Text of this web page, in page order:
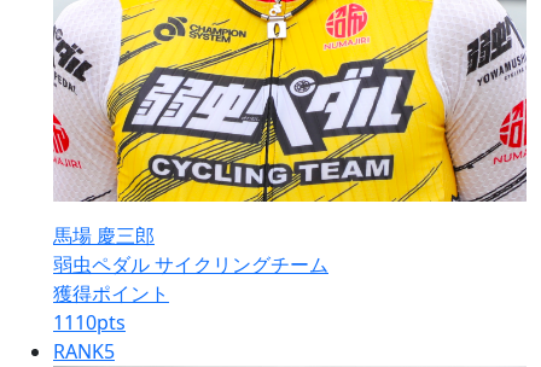
馬場 慶三郎
弱虫ペダル サイクリングチーム
獲得ポイント
1110pts
RANK5